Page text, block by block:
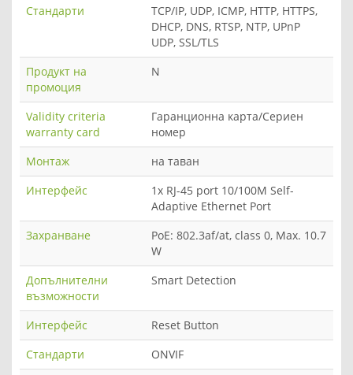
Стандарти
TCP/IP, UDP, ICMP, HTTP, HTTPS,
DHCP, DNS, RTSP, NTP, UPnP
UDP, SSL/TLS
Продукт на
промоция
N
Validity criteria
warranty card
Гаранционна карта/Сериен
номер
Монтаж
на таван
Интерфейс
1x RJ-45 port 10/100M Self-
Adaptive Ethernet Port
Захранване
PoE: 802.3af/at, class 0, Max. 10.7
W
Допълнителни
възможности
Smart Detection
Интерфейс
Reset Button
Стандарти
ONVIF